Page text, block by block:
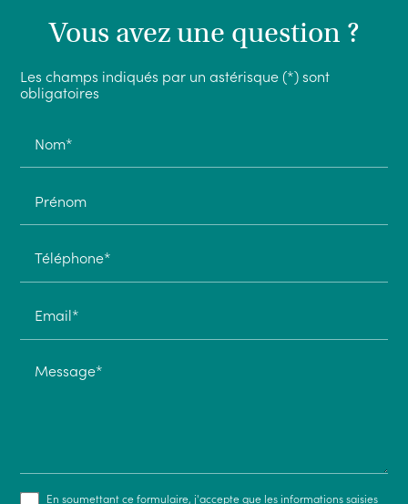
Vous avez une question ?
Les champs indiqués par un astérisque (*) sont
obligatoires
Nom*
Prénom
Téléphone*
Email*
Message*
En soumettant ce formulaire, j'accepte que les informations saisies